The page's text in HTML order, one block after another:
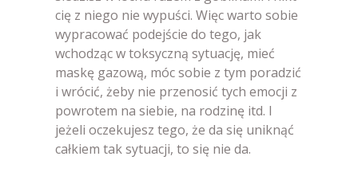
cię z niego nie wypuści. Więc warto sobie
wypracować podejście do tego, jak
wchodząc w toksyczną sytuację, mieć
maskę gazową, móc sobie z tym poradzić
i wrócić, żeby nie przenosić tych emocji z
powrotem na siebie, na rodzinę itd. I
jeżeli oczekujesz tego, że da się uniknąć
całkiem tak sytuacji, to się nie da.